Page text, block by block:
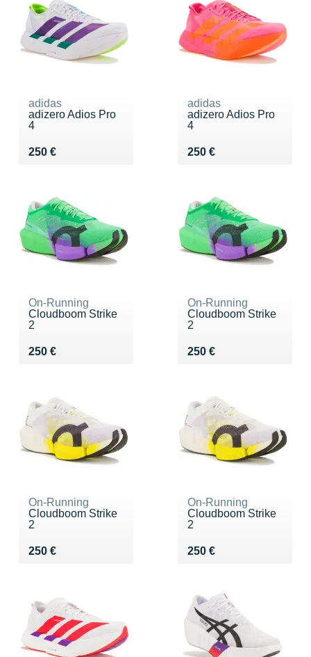
adidas
adizero Adios Pro
4
250 €
Vendu 250 €
adidas
adizero Adios Pro
4
250 €
Vendu 250 €
On-Running
Cloudboom Strike
2
250 €
Vendu 250 €
On-Running
Cloudboom Strike
2
250 €
Vendu 250 €
On-Running
Cloudboom Strike
2
250 €
Vendu 250 €
On-Running
Cloudboom Strike
2
250 €
Vendu 250 €